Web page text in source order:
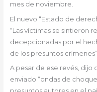
mes de noviembre.
El nuevo “Estado de
“Las víctimas se sintieron
decepcionadas por el
de los presuntos
A pesar de ese revés,
enviado “ondas de